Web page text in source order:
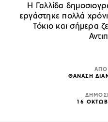
Η Γαλλίδα
εργάστηκε πολλά
Τόκιο και σήμερα
ΑΠΟ
ΘΑΝΑΣΗ
16